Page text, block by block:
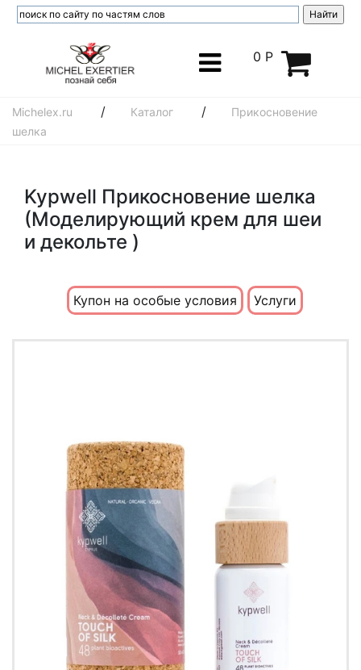
0 Р
Michelex.ru / Каталог /
Прикосновение
шелка
Kypwell Прикосновение шелка
(Моделирующий крем для шеи
и декольте )
Купон на особые условия Услуги